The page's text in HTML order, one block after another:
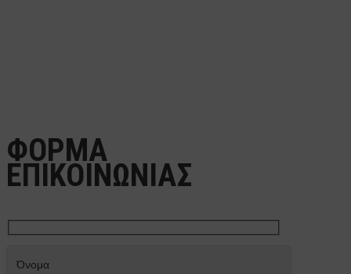
ΦΟΡΜΑ
ΕΠΙΚΟΙΝΩΝΙΑΣ